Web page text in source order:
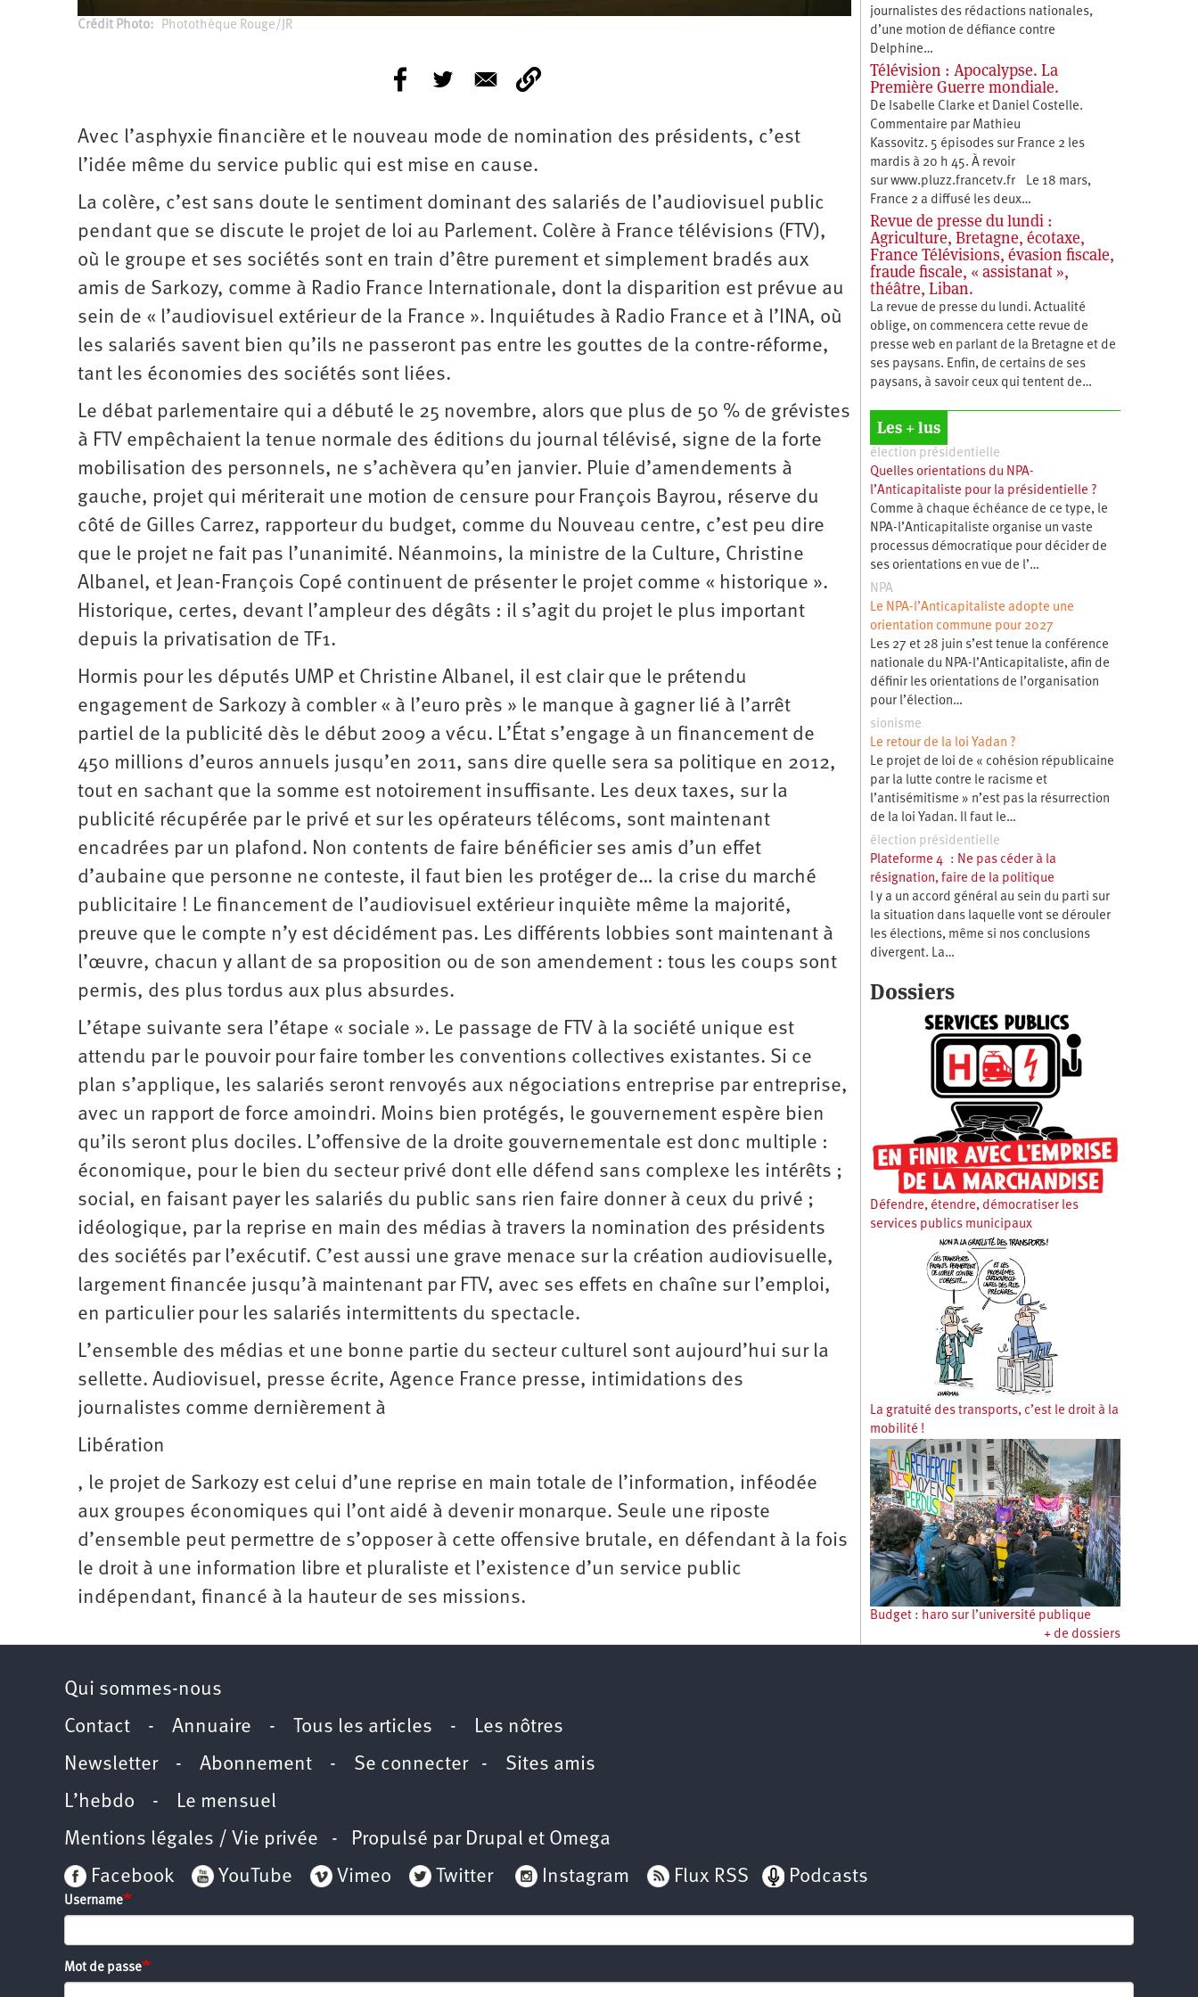
Crédit Photo Photothèque Rouge/JR
Avec l’asphyxie financière et le nouveau mode de nomination des présidents, c’est
l’idée même du service public qui est mise en cause.
La colère, c’est sans doute le sentiment dominant des salariés de l’audiovisuel public
pendant que se discute le projet de loi au Parlement. Colère à France télévisions (FTV),
où le groupe et ses sociétés sont en train d’être purement et simplement bradés aux
amis de Sarkozy, comme à Radio France Internationale, dont la disparition est prévue au
sein de « l’audiovisuel extérieur de la France ». Inquiétudes à Radio France et à l’INA, où
les salariés savent bien qu’ils ne passeront pas entre les gouttes de la contre-réforme,
tant les économies des sociétés sont liées.
Le débat parlementaire qui a débuté le 25 novembre, alors que plus de 50 % de grévistes
à FTV empêchaient la tenue normale des éditions du journal télévisé, signe de la forte
mobilisation des personnels, ne s’achèvera qu’en janvier. Pluie d’amendements à
gauche, projet qui mériterait une motion de censure pour François Bayrou, réserve du
côté de Gilles Carrez, rapporteur du budget, comme du Nouveau centre, c’est peu dire
que le projet ne fait pas l’unanimité. Néanmoins, la ministre de la Culture, Christine
Albanel, et Jean-François Copé continuent de présenter le projet comme « historique ».
Historique, certes, devant l’ampleur des dégâts : il s’agit du projet le plus important
depuis la privatisation de TF1.
Hormis pour les députés UMP et Christine Albanel, il est clair que le prétendu
engagement de Sarkozy à combler « à l’euro près » le manque à gagner lié à l’arrêt
partiel de la publicité dès le début 2009 a vécu. L’État s’engage à un financement de
450 millions d’euros annuels jusqu’en 2011, sans dire quelle sera sa politique en 2012,
tout en sachant que la somme est notoirement insuffisante. Les deux taxes, sur la
publicité récupérée par le privé et sur les opérateurs télécoms, sont maintenant
encadrées par un plafond. Non contents de faire bénéficier ses amis d’un effet
d’aubaine que personne ne conteste, il faut bien les protéger de… la crise du marché
publicitaire ! Le financement de l’audiovisuel extérieur inquiète même la majorité,
preuve que le compte n’y est décidément pas. Les différents lobbies sont maintenant à
l’œuvre, chacun y allant de sa proposition ou de son amendement : tous les coups sont
permis, des plus tordus aux plus absurdes.
L’étape suivante sera l’étape « sociale ». Le passage de FTV à la société unique est
attendu par le pouvoir pour faire tomber les conventions collectives existantes. Si ce
plan s’applique, les salariés seront renvoyés aux négociations entreprise par entreprise,
avec un rapport de force amoindri. Moins bien protégés, le gouvernement espère bien
qu’ils seront plus dociles. L’offensive de la droite gouvernementale est donc multiple :
économique, pour le bien du secteur privé dont elle défend sans complexe les intérêts ;
social, en faisant payer les salariés du public sans rien faire donner à ceux du privé ;
idéologique, par la reprise en main des médias à travers la nomination des présidents
des sociétés par l’exécutif. C’est aussi une grave menace sur la création audiovisuelle,
largement financée jusqu’à maintenant par FTV, avec ses effets en chaîne sur l’emploi,
en particulier pour les salariés intermittents du spectacle.
L’ensemble des médias et une bonne partie du secteur culturel sont aujourd’hui sur la
sellette. Audiovisuel, presse écrite, Agence France presse, intimidations des
journalistes comme dernièrement à
Libération
, le projet de Sarkozy est celui d’une reprise en main totale de l’information, inféodée
aux groupes économiques qui l’ont aidé à devenir monarque. Seule une riposte
d’ensemble peut permettre de s’opposer à cette offensive brutale, en défendant à la fois
le droit à une information libre et pluraliste et l’existence d’un service public
indépendant, financé à la hauteur de ses missions.
journalistes des rédactions nationales,
d’une motion de défiance contre
Delphine…
Télévision : Apocalypse. La
Première Guerre mondiale.
De Isabelle Clarke et Daniel Costelle.
Commentaire par Mathieu
Kassovitz. 5 épisodes sur France 2 les
mardis à 20 h 45. À revoir
sur www.pluzz.francetv.fr Le 18 mars,
France 2 a diffusé les deux…
Revue de presse du lundi :
Agriculture, Bretagne, écotaxe,
France Télévisions, évasion fiscale,
fraude fiscale, « assistanat »,
théâtre, Liban.
La revue de presse du lundi. Actualité
oblige, on commencera cette revue de
presse web en parlant de la Bretagne et de
ses paysans. Enfin, de certains de ses
paysans, à savoir ceux qui tentent de…
Les + lus
élection présidentielle
Quelles orientations du NPA-
l’Anticapitaliste pour la présidentielle ?
Comme à chaque échéance de ce type, le
NPA-l’Anticapitaliste organise un vaste
processus démocratique pour décider de
ses orientations en vue de l’…
NPA
Le NPA-l’Anticapitaliste adopte une
orientation commune pour 2027
Les 27 et 28 juin s’est tenue la conférence
nationale du NPA-l’Anticapitaliste, afin de
définir les orientations de l’organisation
pour l’élection…
sionisme
Le retour de la loi Yadan ?
Le projet de loi de « cohésion républicaine
par la lutte contre le racisme et
l’antisémitisme » n’est pas la résurrection
de la loi Yadan. Il faut le…
élection présidentielle
Plateforme 4 : Ne pas céder à la
résignation, faire de la politique
l y a un accord général au sein du parti sur
la situation dans laquelle vont se dérouler
les élections, même si nos conclusions
divergent. La…
Dossiers
Défendre, étendre, démocratiser les
services publics municipaux
La gratuité des transports, c’est le droit à la
mobilité !
Budget : haro sur l’université publique
+ de dossiers
Qui sommes-nous
Contact - Annuaire - Tous les articles - Les nôtres
Newsletter- Abonnement - Se connecter- Sites amis
L’hebdo - Le mensuel
Mentions légales / Vie privée - Propulsé par Drupal et Omega
Facebook
YouTube Vimeo Twitter Instagram Flux RSS Podcasts
Username
Mot de passe